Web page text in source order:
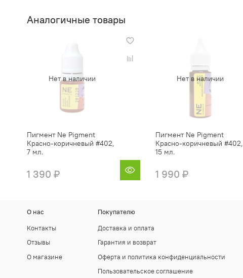
Аналогичные товары
Нет в наличии
Пигмент Ne Pigment
Красно-коричневый #402,
7 мл.
1 390 ₽
Нет в наличии
Пигмент Ne Pigment
Красно-коричневый #402,
15 мл.
1 990 ₽
О нас
Контакты
Отзывы
О магазине
Покупателю
Доставка и оплата
Гарантия и возврат
Оферта и политика конфиденциальности
Пользовательское соглашение